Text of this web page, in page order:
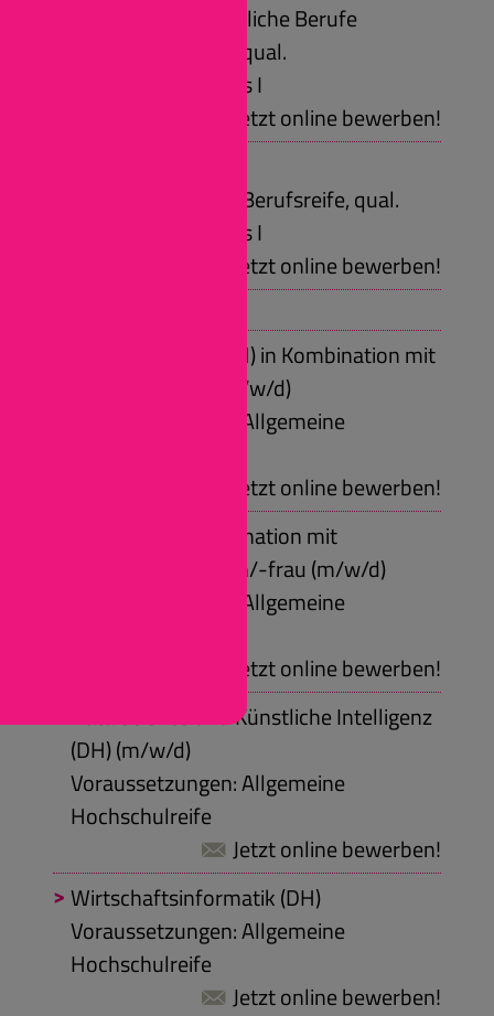
Naturwissenschaftliche Berufe
Voraussetzungen: qual.
Sekundarabschluss I
Jetzt online bewerben!
Voraussetzungen: Berufsreife, qual.
Sekundarabschluss I
Jetzt online bewerben!
Prozesstechnik (TH) in Kombination mit
Pharmakant/in (m/w/d)
Voraussetzungen: Allgemeine
Jetzt online bewerben!
BWL (HS) in Kombination mit
Industriekaufmann/-frau (m/w/d)
Voraussetzungen: Allgemeine
Jetzt online bewerben!
Data Science und Künstliche Intelligenz
(DH) (m/w/d)
Voraussetzungen: Allgemeine
Hochschulreife
Jetzt online bewerben!
Wirtschaftsinformatik (DH)
Voraussetzungen: Allgemeine
Hochschulreife
Jetzt online bewerben!